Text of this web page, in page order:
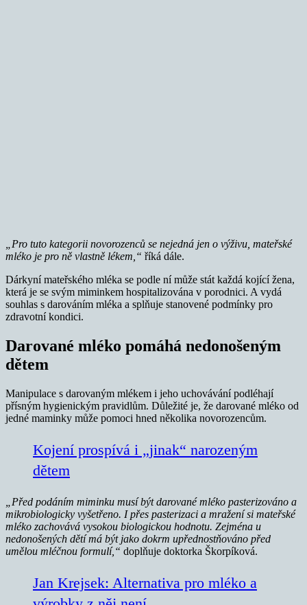
„Pro tuto kategorii novorozenců se nejedná jen o výživu, mateřské
mléko je pro ně vlastně lékem,“ říká dále.
Dárkyní mateřského mléka se podle ní může stát každá kojící žena,
která je se svým miminkem hospitalizována v porodnici. A vydá
souhlas s darováním mléka a splňuje stanovené podmínky pro
zdravotní kondici.
Darované mléko pomáhá nedonošeným
dětem
Manipulace s darovaným mlékem i jeho uchovávání podléhají
přísným hygienickým pravidlům. Důležité je, že darované mléko od
jedné maminky může pomoci hned několika novorozencům.
Kojení prospívá i „jinak“ narozeným
dětem
„Před podáním miminku musí být darované mléko pasterizováno a
mikrobiologicky vyšetřeno. I přes pasterizaci a mražení si mateřské
mléko zachovává vysokou biologickou hodnotu. Zejména u
nedonošených dětí má být jako dokrm upřednostňováno před
umělou mléčnou formulí,“ doplňuje doktorka Škorpíková.
Jan Krejsek: Alternativa pro mléko a